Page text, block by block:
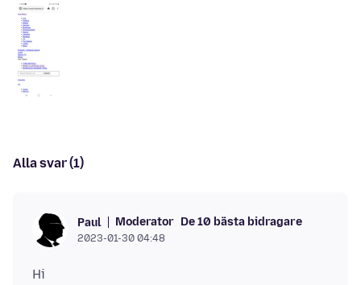
Alla svar (1)
Paul Moderator De 10 bästa bidragare
2023-01-30 04:48